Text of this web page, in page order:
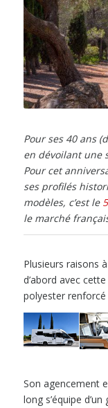
Pour ses 40 ans
en dévoilant une
Pour cet
ses profilés
modèles, c’est le
le marché
Plusieurs raisons
d’abord avec
polyester
Son agencement
long s’équipe